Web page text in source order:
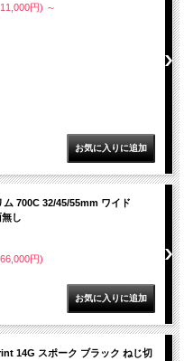
円) ～
700C 32/45/55mm ワイド
し
円)
14G スポーク ブラック ねじ切